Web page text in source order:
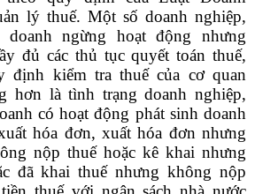
lý thuế. Một số doanh nghiệp,
ngừng hoạt động nhưng
đủ các thủ tục quyết toán thuế,
định kiểm tra thuế của cơ quan
hơn là tình trạng doanh nghiệp,
có hoạt động phát sinh doanh
hóa đơn, xuất hóa đơn nhưng
nộp thuế hoặc kê khai nhưng
đã khai thuế nhưng không nộp